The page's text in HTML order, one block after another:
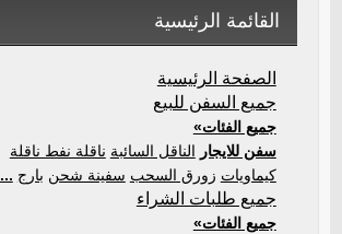
القائمة الرئيسية
الصفحة الرئيسية
جميع السفن للبيع
جميع الفئات»
سفن للايجار الناقل السائبة ناقلة نفط ناقلة
كيماويات زورق السحب سفينة شحن بارج ...
جميع طلبات الشراء
جميع الفئات»